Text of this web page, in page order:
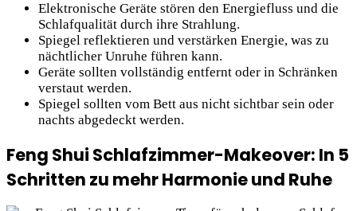
Elektronische Geräte stören den Energiefluss und die
Schlafqualität durch ihre Strahlung.
Spiegel reflektieren und verstärken Energie, was zu
nächtlicher Unruhe führen kann.
Geräte sollten vollständig entfernt oder in Schränken
verstaut werden.
Spiegel sollten vom Bett aus nicht sichtbar sein oder
nachts abgedeckt werden.
Feng Shui Schlafzimmer-Makeover: In 5
Schritten zu mehr Harmonie und Ruhe